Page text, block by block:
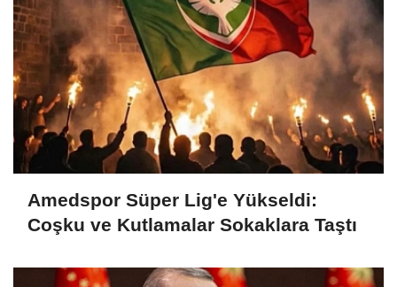
Amedspor Süper Lig'e Yükseldi:
Coşku ve Kutlamalar Sokaklara Taştı